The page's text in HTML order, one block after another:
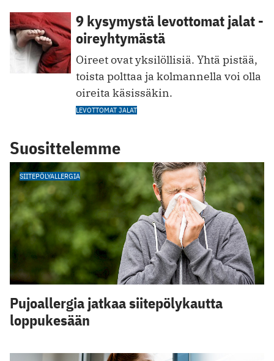
9 kysymystä levottomat jalat -
oireyhtymästä
Oireet ovat yksilöllisiä. Yhtä pistää,
toista polttaa ja kolmannella voi olla
oireita käsissäkin.
LEVOTTOMAT JALAT
Suosittelemme
SIITEPÖLYALLERGIA
Pujoallergia jatkaa siitepölykautta
loppukesään